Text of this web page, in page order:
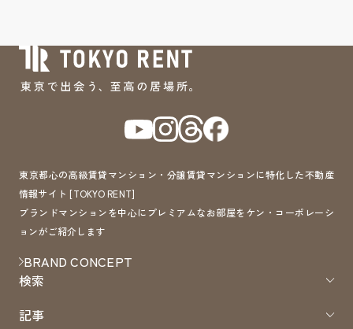
東京都心の高級賃貸マンション・分譲賃貸マンションに特化した不動産
情報サイト [TOKYO RENT]
ブランドマンションを中心にプレミアムなお部屋をケン・コーポレーシ
ョンがご紹介します
BRAND CONCEPT
検索
記事